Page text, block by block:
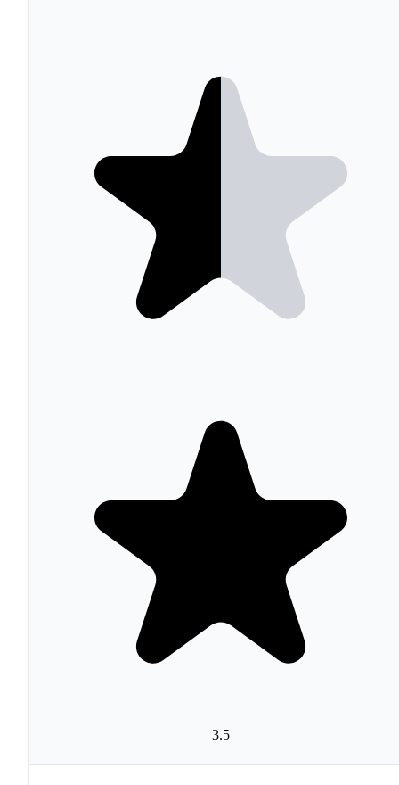
arranca en $13/mes para 500 contactos,
añadiendo plantillas premium, A/B testing y soporte 24/
, el más popular, comienza en $20/mes
incluye automatizaciones avanzadas, segmentación
predictiva y optimización del momento de envío. El plan
parte de $350/mes para equipos grandes con
necesidades avanzadas de segmentación y reporting.
El escalado de precios por contactos es el principal punto
inflar la factura si no se mantienen las listas limpias.
Veredicto: merece la pena
Mailchimp
Mailchimp sigue siendo la opción más sólida para
negocios que empiezan con email marketing. Su
de uso, plan gratuito funcional y ecosistema de más de
3.5